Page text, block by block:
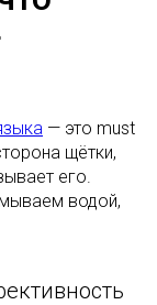
— это must
щётки,
его.
водой,